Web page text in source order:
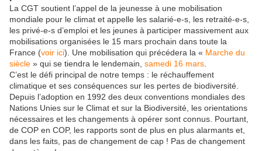
La CGT soutient l’appel de la jeunesse à une mobilisation
mondiale pour le climat et appelle les salarié-e-s, les retraité-e-s,
les privé-e-s d’emploi et les jeunes à participer massivement aux
mobilisations organisées le 15 mars prochain dans toute la
France (voir ici). Une mobilisation qui précédera la « Marche du
siècle » qui se tiendra le lendemain, samedi 16 mars
C’est le défi principal de notre temps : le réchauffement
climatique et ses conséquences sur les pertes de biodiversité.
Depuis l’adoption en 1992 des deux conventions mondiales des
Nations Unies sur le Climat et sur la Biodiversité, les orientations
nécessaires et les changements à opérer sont connus. Pourtant,
de COP en COP, les rapports sont de plus en plus alarmants et,
dans les faits, pas de changement de cap ! Pas de changement